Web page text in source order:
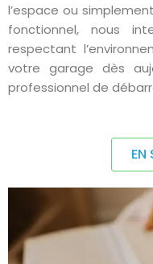
l’espace ou
fonctionnel, nous
respectant
votre garage dès
professionnel de
EN